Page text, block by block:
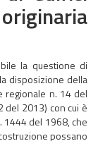
la questione di
disposizione della
regionale n. 14 del
del 2013) con cui è
1444 del 1968, che
possano